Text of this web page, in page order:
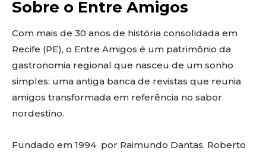
Sobre o Entre Amigos
Com mais de 30 anos de história consolidada em
Recife (PE), o Entre Amigos é um patrimônio da
gastronomia regional que nasceu de um sonho
simples: uma antiga banca de revistas que reunia
amigos transformada em referência no sabor
nordestino.
Fundado em 1994 por Raimundo Dantas, Roberto